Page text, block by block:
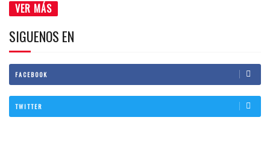
VER MÁS
SIGUENOS EN
FACEBOOK
TWITTER